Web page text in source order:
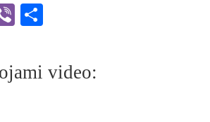
Viber
video: